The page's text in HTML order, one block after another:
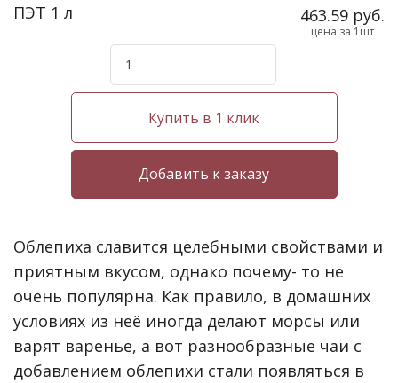
ПЭТ 1 л 463.59 руб.
цена за 1шт
Купить в 1 клик
Облепиха славится целебными свойствами и
приятным вкусом, однако почему- то не
очень популярна. Как правило, в домашних
условиях из неё иногда делают морсы или
варят варенье, а вот разнообразные чаи с
добавлением облепихи стали появляться в